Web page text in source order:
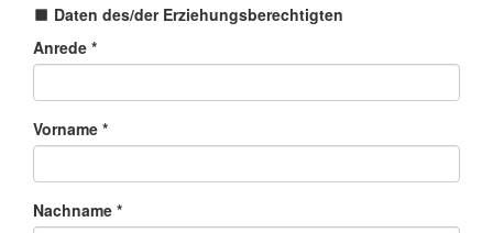
Daten des/der Erziehungsberechtigten
Anrede *
Vorname *
Nachname *